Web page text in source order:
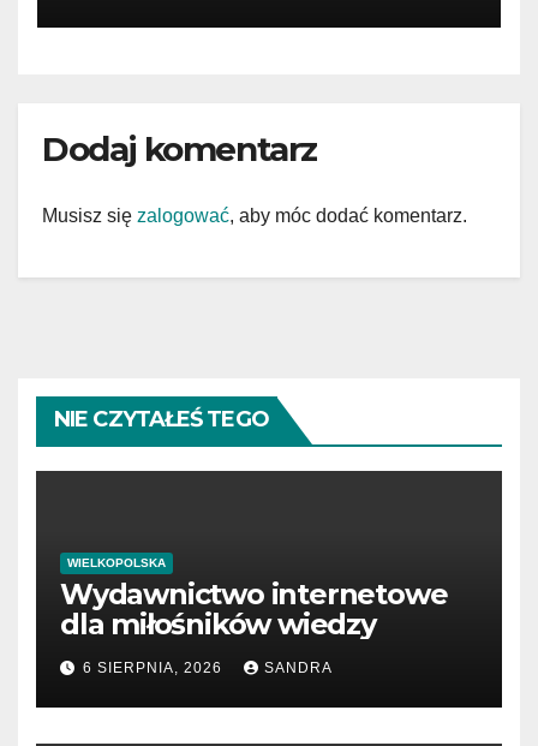
Dodaj komentarz
Musisz się zalogować, aby móc dodać komentarz.
NIE CZYTAŁEŚ TEGO
WIELKOPOLSKA
Wydawnictwo internetowe
dla miłośników wiedzy
6 SIERPNIA, 2026 SANDRA